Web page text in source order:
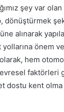
şey var
dönüştürmek
alınarak
önem
hem
faktörleri
dostu kent olma